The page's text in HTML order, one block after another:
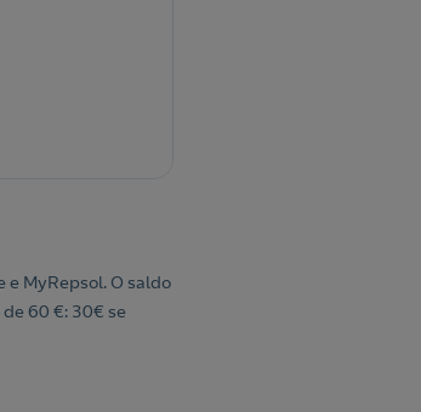
MyRepsol. O saldo
60 €: 30€ se